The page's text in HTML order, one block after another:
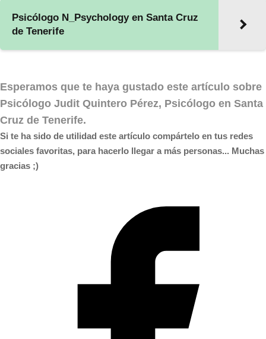
Psicólogo N_Psychology en Santa Cruz
de Tenerife
Esperamos que te haya gustado este artículo sobre
Psicólogo Judit Quintero Pérez, Psicólogo en Santa
Cruz de Tenerife.
Si te ha sido de utilidad este artículo compártelo en tus redes
sociales favoritas, para hacerlo llegar a más personas... Muchas
gracias ;)